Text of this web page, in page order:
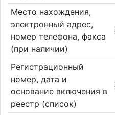
Место нахождения,
электронный адрес,
номер телефона, факса
(при наличии)
Регистрационный
номер, дата и
основание включения в
реестр (список)